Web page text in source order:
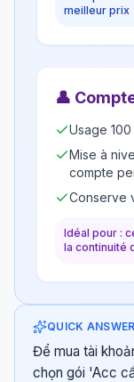
meilleur prix
👤
Usage
Mise à
compte
Conserve
Idéal pour :
la continuité
QUICK ANSWER
Để mua tài
chọn gói 'Acc